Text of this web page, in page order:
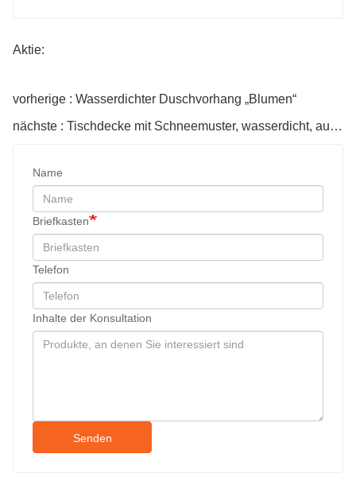
Aktie:
vorherige : Wasserdichter Duschvorhang „Blumen“
nächste : Tischdecke mit Schneemuster, wasserdicht, aus PE
Name
Briefkasten
Telefon
Inhalte der Konsultation
Senden